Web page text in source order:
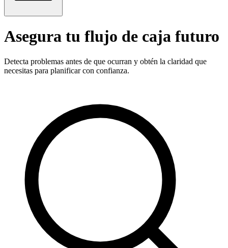
Asegura tu flujo de caja futuro
Detecta problemas antes de que ocurran y obtén la claridad que
necesitas para planificar con confianza.